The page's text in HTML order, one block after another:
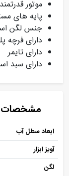
موتور
پایه های
جنس لگن
دارای فرچه
دارای تایمر
دارای سبد
مشخصات
ابعاد سطل آب
آویز ابزار
لگن